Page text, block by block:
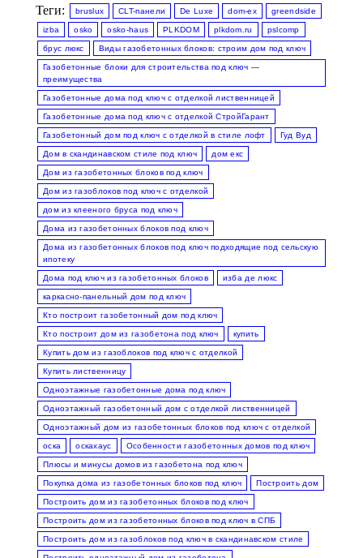
Теги: bruslux CLT-панели De Luxe dom-ex greendside
izba osko osko-haus PLKDOM plkdom.ru pslcomp
брус люкс Виды газобетонных блоков: строим дом под ключ
Газобетонные блоки для строительства под ключ —
преимущества
Газобетонные дома под ключ с отделкой лиственницей
Газобетонные дома под ключ с отделкой СтройГарант
Газобетонный дом под ключ с отделкой в стиле лофт Гуд Вуд
Дом в скандинавском стиле под ключ дом екс
Дом из газобетонных блоков под ключ
Дом из газоблоков под ключ с отделкой
дом из клееного бруса под ключ
Дома из газобетонных блоков под ключ
Дома из газобетонных блоков под ключ подходящие под сельскую
ипотеку
Дома под ключ из газобетонных блоков изба де люкс
каркасно-панельный дом под ключ
Кто построит газобетонный дом под ключ
Кто построит дом из газобетона под ключ купить
Купить дом из газоблоков под ключ с отделкой
Купить лиственницу
Одноэтажные газобетонные дома под ключ
Одноэтажный газобетонный дом с отделкой лиственницей
Одноэтажный дом из газобетонных блоков под ключ с отделкой
оска оскахаус Особенности газобетонных домов под ключ
Плюсы и минусы домов из газобетона под ключ
Покупка дома из газобетонных блоков под ключ Построить дом
Построить дом из газобетонных блоков под ключ
Построить дом из газобетонных блоков под ключ в СПБ
Построить дом из газоблоков под ключ в скандинавском стиле